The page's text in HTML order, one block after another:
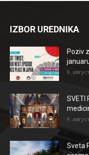
IZBOR UREDNIKA
Poziv
9.
SVETI
9.
Sveta